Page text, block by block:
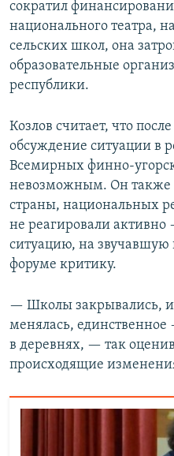
сократил
национального театра,
сельских школ, она
образовательные
республики.
Козлов считает, что
обсуждение ситуации в
Всемирных финно-
невозможным. Он также
страны, национальных
не реагировали
ситуацию, на
форуме критику.
— Школы закрывались,
менялась,
в деревнях, — так
происходящие